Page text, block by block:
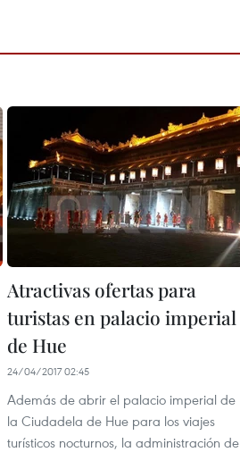
Atractivas ofertas para
turistas en palacio imperial
de Hue
24/04/2017 02:45
Además de abrir el palacio imperial de
la Ciudadela de Hue para los viajes
turísticos nocturnos, la administración de